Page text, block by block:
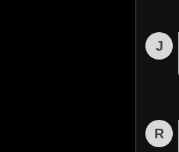
J
R